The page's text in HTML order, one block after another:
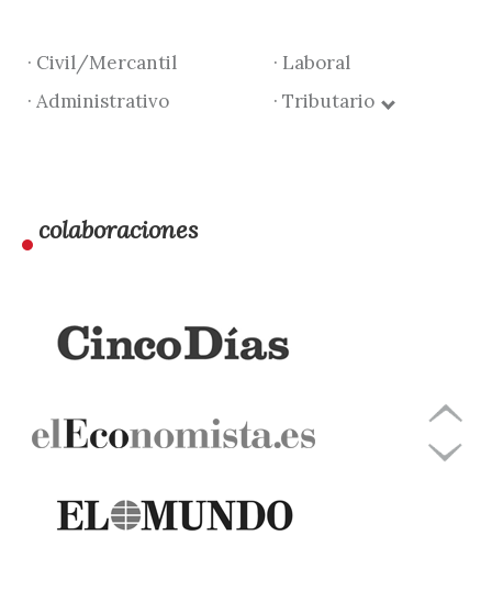
· Civil/Mercantil
· Laboral
· Administrativo
· Tributario
colaboraciones